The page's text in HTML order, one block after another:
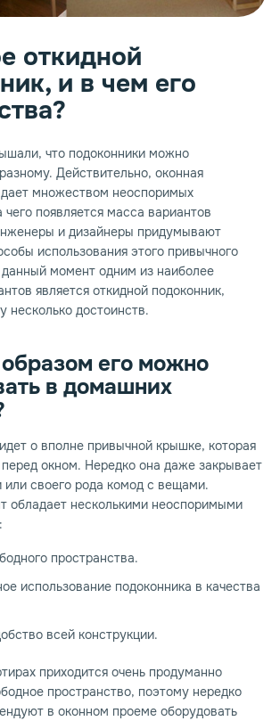
откидной
и в чем его
что подоконники можно
Действительно, оконная
множеством неоспоримых
чего появляется масса вариантов
и дизайнеры придумывают
использования этого привычного
момент одним из наиболее
является откидной подоконник,
несколько достоинств.
его можно
в домашних
о вполне привычной крышке, которая
окном. Нередко она даже закрывает
или своего рода комод с вещами.
обладает несколькими неоспоримыми
пространства.
использование подоконника в качества
всей конструкции.
приходится очень продуманно
пространство, поэтому нередко
в оконном проеме оборудовать